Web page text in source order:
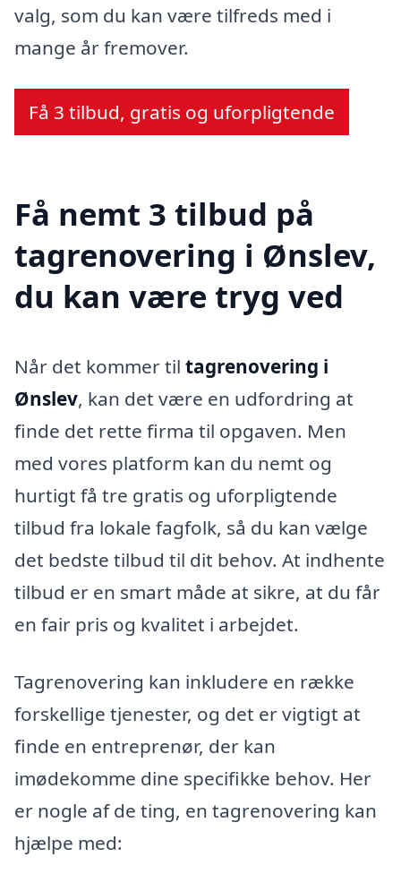
valg, som du kan være tilfreds med i
mange år fremover.
Få 3 tilbud, gratis og uforpligtende
Få nemt 3 tilbud på
tagrenovering i Ønslev,
du kan være tryg ved
Når det kommer til tagrenovering i
Ønslev, kan det være en udfordring at
finde det rette firma til opgaven. Men
med vores platform kan du nemt og
hurtigt få tre gratis og uforpligtende
tilbud fra lokale fagfolk, så du kan vælge
det bedste tilbud til dit behov. At indhente
tilbud er en smart måde at sikre, at du får
en fair pris og kvalitet i arbejdet.
Tagrenovering kan inkludere en række
forskellige tjenester, og det er vigtigt at
finde en entreprenør, der kan
imødekomme dine specifikke behov. Her
er nogle af de ting, en tagrenovering kan
hjælpe med: